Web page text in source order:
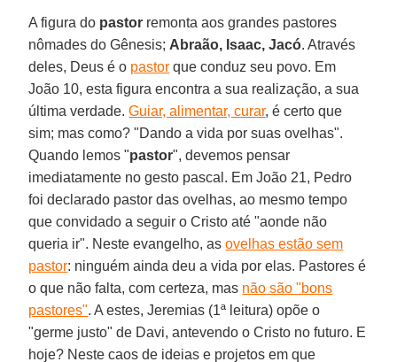
A figura do pastor remonta aos grandes pastores
nômades do Gênesis; Abraão, Isaac, Jacó. Através
deles, Deus é o pastor que conduz seu povo. Em
João 10, esta figura encontra a sua realização, a sua
última verdade.Guiar, alimentar, curar, é certo que
sim; mas como? "Dando a vida por suas ovelhas".
Quando lemos "pastor", devemos pensar
imediatamente no gesto pascal. Em João 21, Pedro
foi declarado pastor das ovelhas, ao mesmo tempo
que convidado a seguir o Cristo até "aonde não
queria ir". Neste evangelho, asovelhas estão sem
pastor: ninguém ainda deu a vida por elas. Pastores é
o que não falta, com certeza, mas não são "bons
pastores". A estes, Jeremias (1ª leitura) opõe o
"germe justo" de Davi, antevendo o Cristo no futuro. E
hoje? Neste caos de ideias e projetos em que